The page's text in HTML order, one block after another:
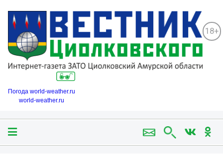
18+
Погода world-weather.ru
world-weather.ru